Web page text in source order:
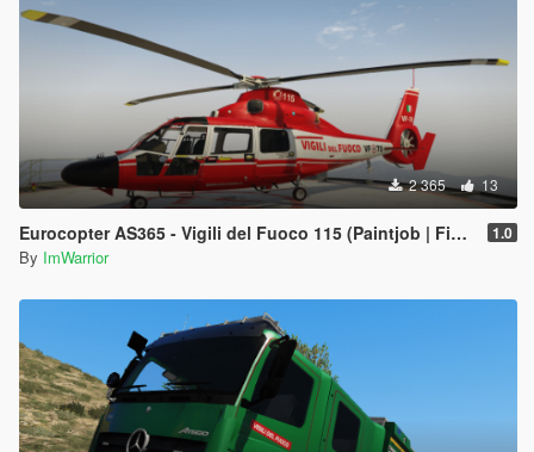
2 365 13
Eurocopter AS365 - Vigili del Fuoco 115 (Paintjob | FiveM) 1.0
By ImWarrior